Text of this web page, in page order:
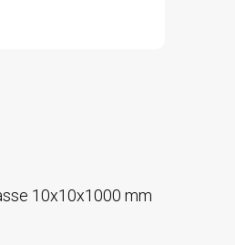
10x10x1000 mm